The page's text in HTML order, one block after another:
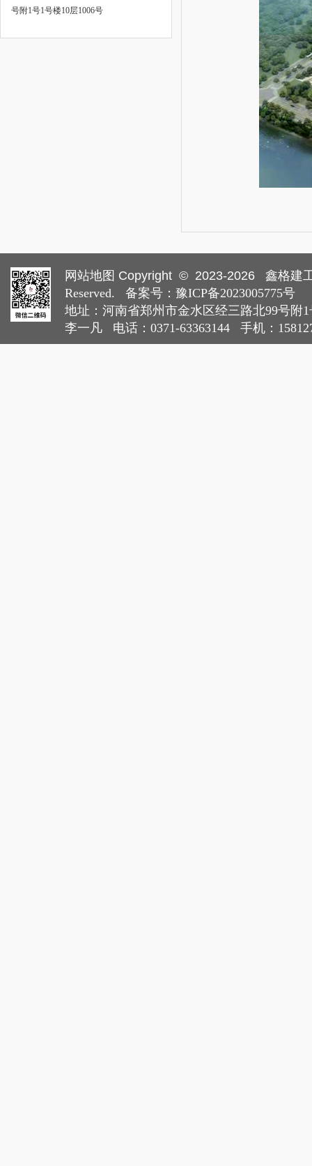
号附1号1号楼10层1006号
网站地图 Copyright © 2023-2026
鑫格建
Reserved. 备案号： 豫ICP备2023005775号
地址：河南省郑州市金水区经三路北99号附
李一凡 电话：0371-63363144 手机：